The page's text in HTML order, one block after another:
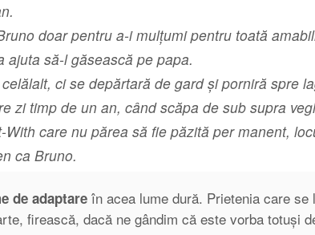
doar pentru a-i mulţumi pentru toată
ajuta să-l găsească pe papa.
ci se depărtară de gard şi porniră spre
zi timp de un an, când scăpa de sub supra
care nu părea să fie păzită per manent,
ca Bruno.
de adaptare în acea lume dură. Prietenia care se
firească, dacă ne gândim că este vorba totuși